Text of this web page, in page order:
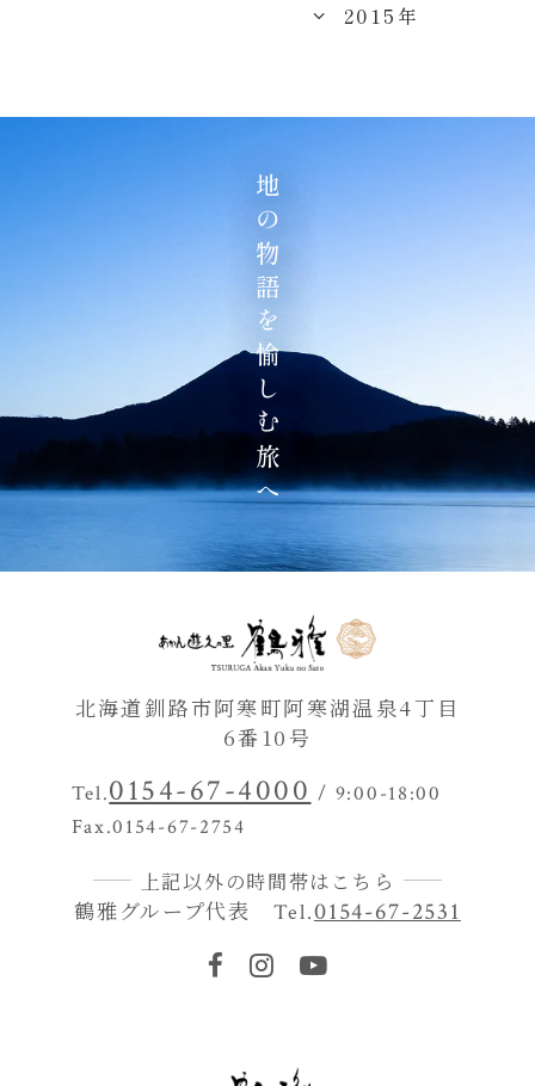
2015年
地の物語を愉しむ旅へ
北海道釧路市阿寒町阿寒湖温泉4丁目
6番10号
Tel.0154-67-4000 / 9:00-18:00
Fax.0154-67-2754
上記以外の時間帯はこちら
鶴雅グループ代表 Tel.0154-67-2531